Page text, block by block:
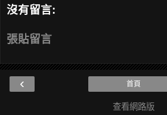
沒有留言:
張貼留言
‹ 首頁
查看網路版